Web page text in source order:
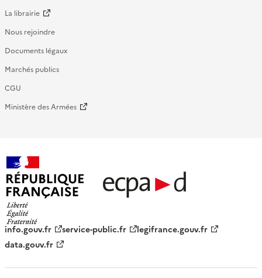
La librairie
Nous rejoindre
Documents légaux
Marchés publics
CGU
Ministère des Armées
française - ECPAD
info.gouv.fr service-public.fr
legifrance.gouv.fr
data.gouv.fr